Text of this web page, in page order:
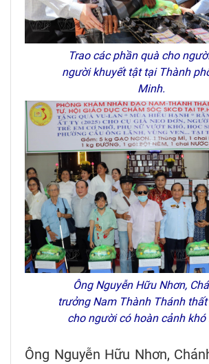
Trao các phần quà cho
người khuyết tật tại Thành
Minh.
Ông Nguyễn Hữu Nhơn,
trưởng Nam Thành Thánh
cho người có hoàn cảnh khó
Ông Nguyễn Hữu Nhơn,